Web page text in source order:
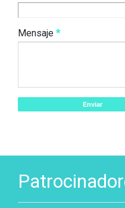
Mensaje *